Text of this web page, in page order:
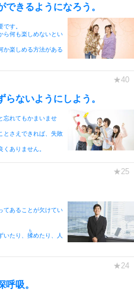
きるようになろう。
す。
ら何も楽しめないとい
か楽しめる方法がある
ないようにしよう。
忘れてもかまいませ
とさえできれば、失敗
ありません。
てあることが欠けてい
たり、 揉
も
めたり、人
吸。